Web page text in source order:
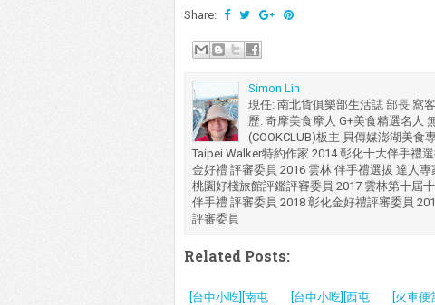
Share:
Simon Lin
現任: 南北貨俱樂部生活誌 部長 窩
歷: 奇摩美食摩人 G+美食精選名人
(COOKCLUB)板主 貝傳媒澎湖美食
Taipei Walker特約作家 2014 彰化十大伴手禮
金好禮 評審委員 2016 雲林 伴手禮選拔 達人
桃園好棧旅館評鑑評審委員 2017 雲林第十屆
伴手禮 評審委員 2018 彰化金好禮評審委員
評審委員
Related Posts:
[台中小吃][南屯
[台中小吃][西屯
[火車便